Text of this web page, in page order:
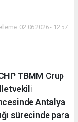
02.06.2026 - 12:57
TBMM Grup
Antalya
sürecinde para